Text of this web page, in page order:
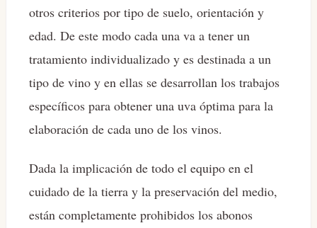
otros criterios por tipo de suelo, orientación y
edad. De este modo cada una va a tener un
tratamiento individualizado y es destinada a un
tipo de vino y en ellas se desarrollan los trabajos
específicos para obtener una uva óptima para la
elaboración de cada uno de los vinos.
Dada la implicación de todo el equipo en el
cuidado de la tierra y la preservación del medio,
están completamente prohibidos los abonos